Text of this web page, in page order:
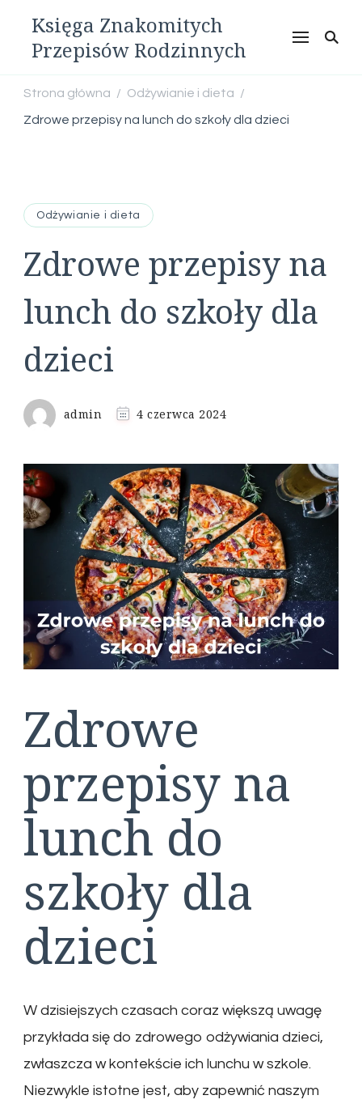
Księga Znakomitych
Przepisów Rodzinnych
Strona główna / Odżywianie i dieta /
Zdrowe przepisy na lunch do szkoły dla dzieci
Odżywianie i dieta
Zdrowe przepisy na
lunch do szkoły dla
dzieci
admin 4 czerwca 2024
Zdrowe
przepisy na
lunch do
szkoły dla
dzieci
W dzisiejszych czasach coraz większą uwagę
przykłada się do zdrowego odżywiania dzieci,
zwłaszcza w kontekście ich lunchu w szkole.
Niezwykle istotne jest, aby zapewnić naszym